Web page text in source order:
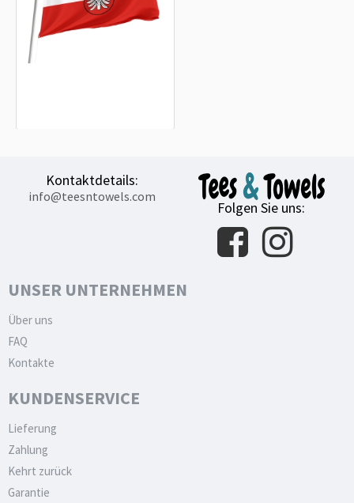
Kontaktdetails:
info@teesntowels.com
Folgen Sie uns:
UNSER UNTERNEHMEN
Über uns
FAQ
Kontakte
KUNDENSERVICE
Lieferung
Zahlung
Kehrt zurück
Garantie